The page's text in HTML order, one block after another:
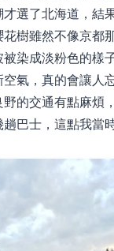
選了北海道，結
樹雖然不像京都
染成淡粉色的樣
氣，真的會讓人
的交通有點麻煩
巴士，這點我當